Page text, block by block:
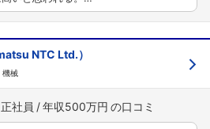
NTC Ltd.）
機械
正社員 年収500万円